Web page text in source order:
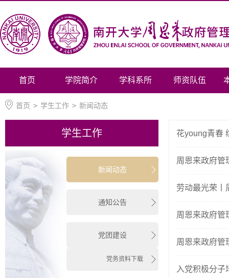
首页 学院简介 学科系所 师资队伍
首页 > 学生工作 > 新闻动态
学生工作
新闻动态
通知公告
党团建设
党务资料下载
花young青春
周恩来政府管
劳动最光荣丨
周恩来政府管
周恩来政府管
入党积极分子